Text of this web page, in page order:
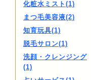
化粧水ミスト(1)
まつ毛美容液(2)
知育玩具(1)
脱毛サロン(1)
洗顔・クレンジング
(1)